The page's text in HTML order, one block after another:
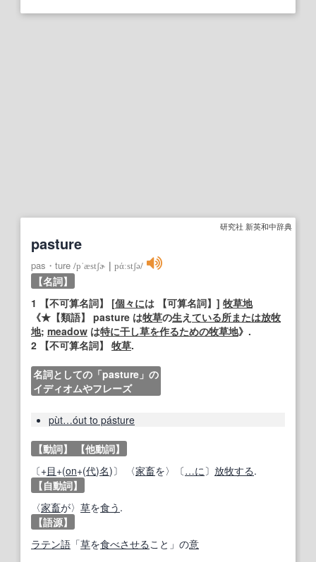
研究社 新英和中辞典
pasture
pas・ture /pˈæstʃɚ pάːstʃə/
【名詞】
1
【不可算名詞】 [個々には 【可算名詞】 ] 牧草地
《★ 【類語】 pasture は牧草の生え ている所または放牧
地; meadow は特に干し草を作るための牧草地》.
2 【不可算名詞】 牧草.
名詞としての「pasture」の
イディオムやフレーズ
pùt…óut to pásture
【動詞】
【他動詞】
〔+目+(on+(代)名)〕 〈家畜を〉〔…に〕 放牧する.
【自動詞】
〈家畜が〉 草を食う .
【語源】
ラテン語 「草を食べさせること」の意